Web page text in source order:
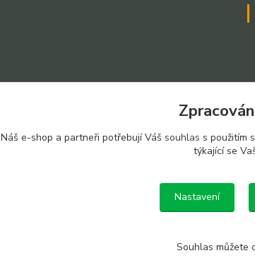
Náš e-shop a partneři potřebují Váš souhlas s použitím
týkající se
Nastavení
Souhlas můžete